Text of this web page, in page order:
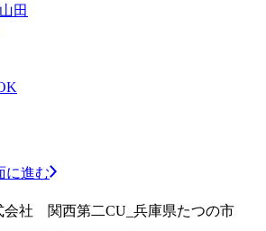
田
に進む
会社 関西第二CU_兵庫県たつの市